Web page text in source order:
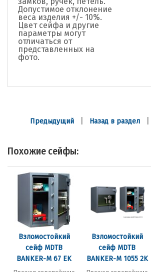
Допустимое отклонение
веса изделия +/- 10%.
Цвет сейфа и другие
параметры могут
отличаться от
представленных на
фото.
Предыдущий| Назад в раздел|
Похожие сейфы:
Взломостойкий
сейф MDTB
BANKER-M 67 EK
Взломостойкий
сейф MDTB
BANKER-M 1055 2K